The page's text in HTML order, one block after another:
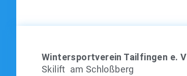
Wintersportverein Tailfingen e. V
Skilift am Schloßberg